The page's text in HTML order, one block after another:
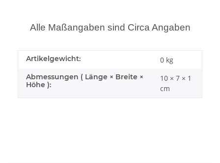
Alle Maßangaben sind Circa Angaben
Artikelgewicht: 0 kg
Abmessungen ( Länge × Breite ×
Höhe ):
10 × 7 × 1
cm